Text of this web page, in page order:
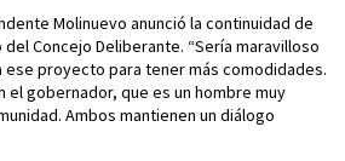
Molinuevo anunció la continuidad de
Concejo Deliberante. “Sería maravilloso
ese proyecto para tener más comodidades.
el gobernador, que es un hombre muy
Ambos mantienen un diálogo